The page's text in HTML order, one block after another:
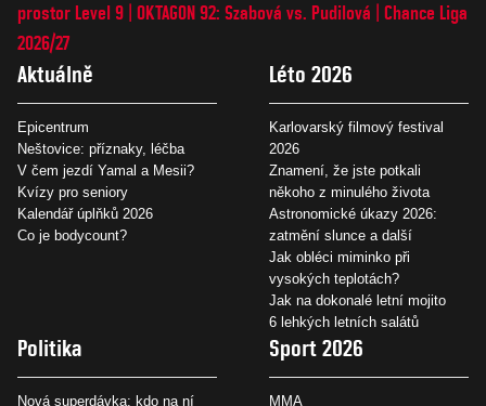
prostor Level 9 OKTAGON 92: Szabová vs. Pudilová
Chance Liga
2026/27
Aktuálně
Epicentrum
Neštovice: příznaky, léčba
V čem jezdí Yamal a Mesii?
Kvízy pro seniory
Kalendář úplňků 2026
Co je bodycount?
Léto 2026
Karlovarský filmový festival
2026
Znamení, že jste potkali
někoho z minulého života
Astronomické úkazy 2026:
zatmění slunce a další
Jak obléci miminko při
vysokých teplotách?
Jak na dokonalé letní mojito
6 lehkých letních salátů
Politika
Nová superdávka: kdo na ní
Sport 2026
MMA